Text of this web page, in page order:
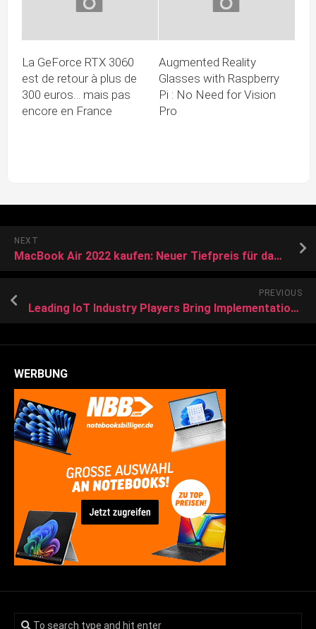
La GeForce RTX 3060
est de retour à plus de
300 euros… mais pas
encore en France
Augmented Reality
Glasses with Raspberry
Pi : No Need for Vision
Pro
NEXT
MacBook Air 2022 kaufen: Neuer Tiefpreis für das beliebte Notebook von Apple
PREVIOUS
Leading IoT Industry Players Bring Implementation of Relay Utilizing LoRaWAN to Market
WERBUNG